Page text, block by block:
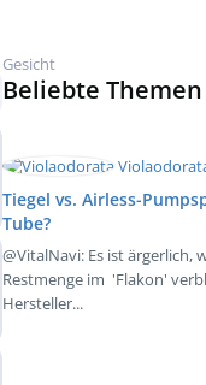
Gesicht
Beliebte Themen
Tiegel vs. Airless-
Tube?
@VitalNavi: Es ist ärgerlich,
Restmenge im 'Flakon'
Hersteller...